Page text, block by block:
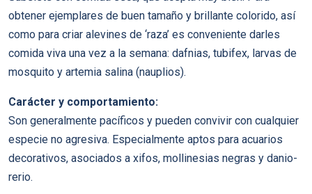
obtener ejemplares de buen tamaño y brillante colorido, así
como para criar alevines de ‘raza’ es conveniente darles
comida viva una vez a la semana: dafnias, tubifex, larvas de
mosquito y artemia salina (nauplios).
Carácter y comportamiento:
Son generalmente pacíficos y pueden convivir con cualquier
especie no agresiva. Especialmente aptos para acuarios
decorativos, asociados a xifos, mollinesias negras y danio-
rerio.